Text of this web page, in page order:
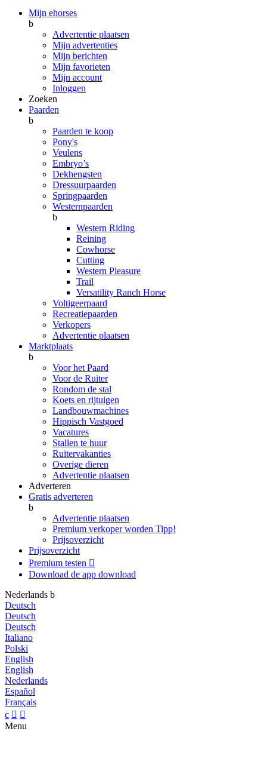
Mijn ehorses
b
Advertentie plaatsen
Mijn advertenties
Mijn berichten
Mijn favorieten
Mijn account
Inloggen
Zoeken
Paarden
b
Paarden te koop
Pony's
Veulens
Embryo’s
Dekhengsten
Dressuurpaarden
Springpaarden
Westernpaarden
b
Western Riding
Reining
Cowhorse
Cutting
Western Pleasure
Trail
Versatility Ranch Horse
Voltigeerpaard
Recreatiepaarden
Verkopers
Advertentie plaatsen
Marktplaats
b
Voor het Paard
Voor de Ruiter
Rondom de stal
Koets en rijtuigen
Landbouwmachines
Hippisch Vastgoed
Vacatures
Stallen te huur
Ruitervakanties
Overige dieren
Advertentie plaatsen
Adverteren
Gratis adverteren
b
Advertentie plaatsen
Premium verkoper worden Tipp!
Prijsoverzicht
Prijsoverzicht
Premium testen 
Download de app download
Nederlands b
Deutsch
Deutsch
Deutsch
Italiano
Polski
English
English
Nederlands
Español
Français
c  
Menu